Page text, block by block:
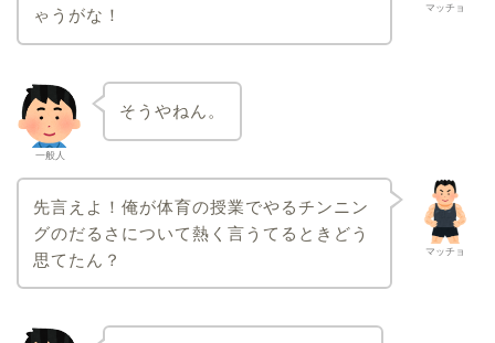
マッチョ
ゃうがな！
一般人
そうやねん。
マッチョ
先言えよ！俺が体育の授業でやるチンニン
グのだるさについて熱く言うてるときどう
思てたん？